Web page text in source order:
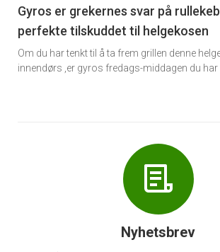
6
Gyros er grekernes svar på
perfekte tilskuddet til helgekosen
Om du har tenkt til å ta frem grillen denne
innendørs ,er gyros fredags-middagen du har
Nyhetsbrev